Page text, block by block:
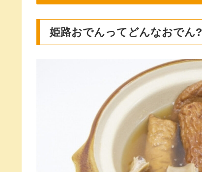
姫路おでんってどんなおでん?